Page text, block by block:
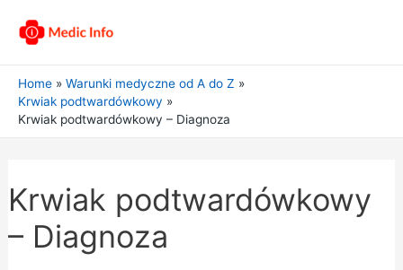
Home
Warunki medyczne od A do Z
Krwiak podtwardówkowy
Krwiak podtwardówkowy – Diagnoza
Krwiak podtwardówkowy
– Diagnoza